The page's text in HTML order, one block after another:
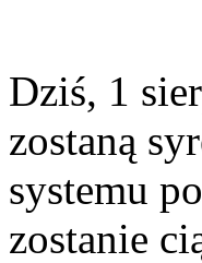
Dziś, 1
zostaną
systemu
zostanie